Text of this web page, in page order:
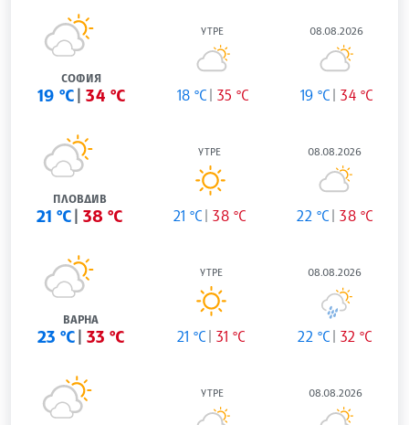
СОФИЯ
19 °C 34 °C
УТРЕ
18 °C 35 °C
08.08.2026
19 °C 34 °C
ПЛОВДИВ
21 °C 38 °C
УТРЕ
21 °C 38 °C
08.08.2026
22 °C 38 °C
ВАРНА
23 °C 33 °C
УТРЕ
21 °C 31 °C
08.08.2026
22 °C 32 °C
УТРЕ 08.08.2026